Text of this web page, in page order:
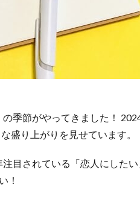
季節がやってきました！
盛り上がりを見せています。
目されている「恋人にしたい
！